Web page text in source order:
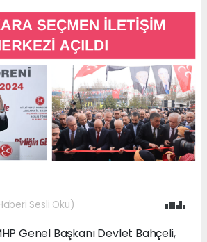
Sesli Oku)
Genel Başkanı Devlet Bahçeli,